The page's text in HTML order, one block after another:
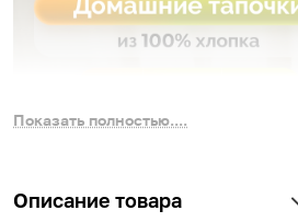
Показать полностью....
Описание товара